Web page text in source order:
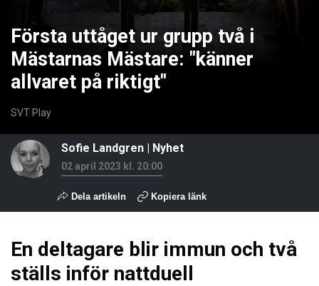
Första uttåget ur grupp två i
Mästarnas Mästare: "känner
allvaret på riktigt"
SVT Play
Sofie Landgren | Nyhet
02 april 2023 kl. 20:00
Dela artikeln Kopiera länk
En deltagare blir immun och två
ställs inför nattduell